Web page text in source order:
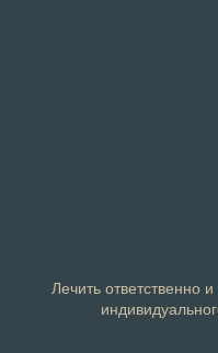
Лечить ответственно